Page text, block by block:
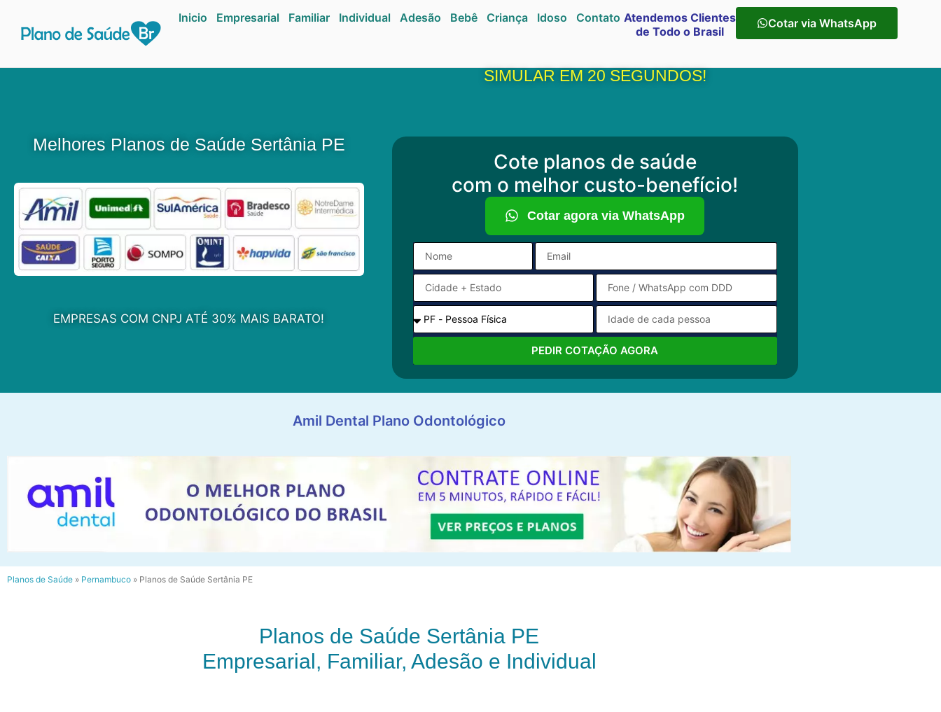
Inicio Empresarial Familiar Individual Adesão Bebê Criança Idoso Contato Atendemos Clientes
de Todo o Brasil
Cotar via WhatsApp
Melhores Planos de Saúde Sertânia PE
EMPRESAS COM CNPJ ATÉ 30% MAIS BARATO!
SIMULAR EM 20 SEGUNDOS!
Cote planos de saúde
com o melhor custo-benefício!
Cotar agora via WhatsApp
PEDIR COTAÇÃO AGORA
Amil Dental Plano Odontológico
Planos de Saúde » Pernambuco » Planos de Saúde Sertânia PE
Planos de Saúde Sertânia PE
Empresarial, Familiar, Adesão e Individual